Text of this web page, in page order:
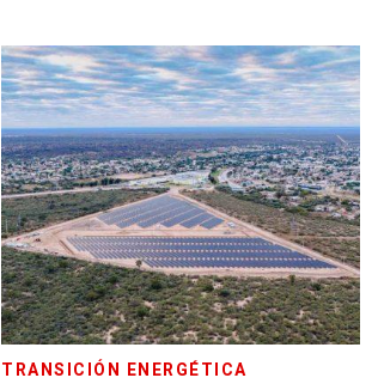
TRANSICIÓN ENERGÉTICA